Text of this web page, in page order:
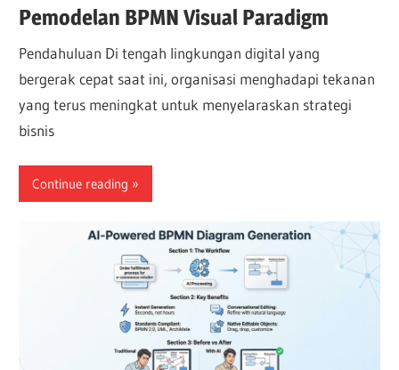
Pemodelan BPMN Visual Paradigm
Pendahuluan Di tengah lingkungan digital yang
bergerak cepat saat ini, organisasi menghadapi tekanan
yang terus meningkat untuk menyelaraskan strategi
bisnis
Continue reading